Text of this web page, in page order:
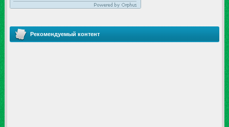
Рекомендуемый контент